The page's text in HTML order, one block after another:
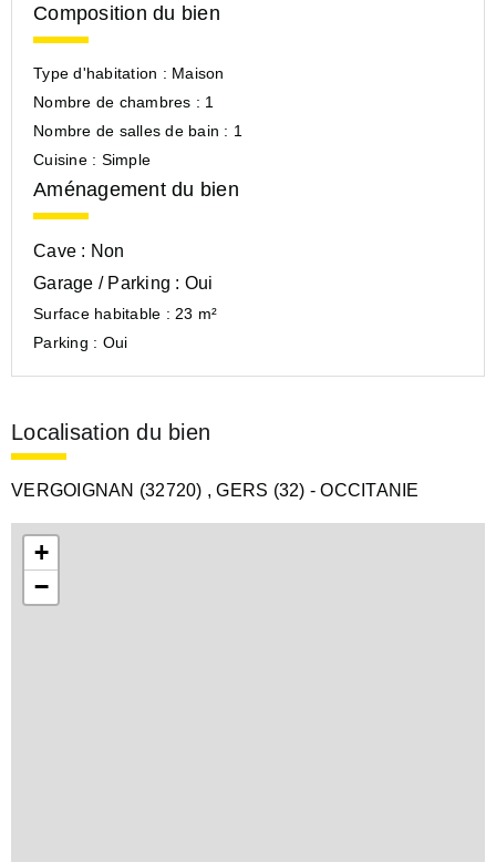
Composition du bien
Type d'habitation : Maison
Nombre de chambres : 1
Nombre de salles de bain : 1
Cuisine : Simple
Aménagement du bien
Cave : Non
Garage / Parking : Oui
Surface habitable : 23 m²
Parking : Oui
Localisation du bien
VERGOIGNAN (32720) , GERS (32) - OCCITANIE
+
−